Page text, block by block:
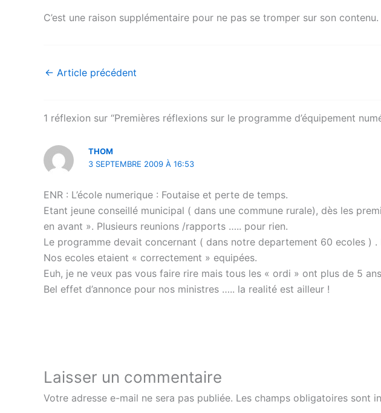
C’est une raison supplémentaire pour ne pas se tromper sur son contenu.
← Article précédent
1 réflexion sur “Premières réflexions sur le programme d’équipement
THOM
3 SEPTEMBRE 2009 À 16:53
ENR : L’école numerique : Foutaise et perte de temps.
Etant jeune conseillé municipal ( dans une commune rurale), dès les
en avant ». Plusieurs reunions /rapports ….. pour rien.
Le programme devait concernant ( dans notre departement 60 ecoles )
Nos ecoles etaient « correctement » equipées.
Euh, je ne veux pas vous faire rire mais tous les « ordi » ont plus de 5
Bel effet d’annonce pour nos ministres ….. la realité est ailleur !
Laisser un commentaire
Votre adresse e-mail ne sera pas publiée. Les champs obligatoires sont